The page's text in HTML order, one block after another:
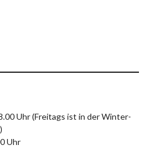
Uhr (Freitags ist in der Winter-
Uhr